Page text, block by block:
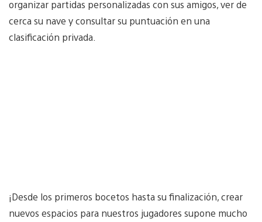
organizar partidas personalizadas con sus amigos, ver de
cerca su nave y consultar su puntuación en una
clasificación privada.
¡Desde los primeros bocetos hasta su finalización, crear
nuevos espacios para nuestros jugadores supone mucho